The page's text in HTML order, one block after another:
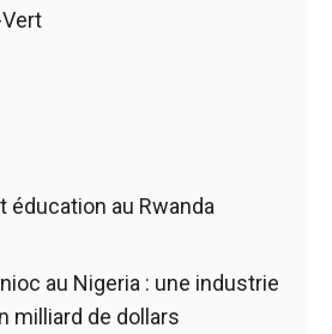
éducation au Rwanda
au Nigeria : une industrie
milliard de dollars